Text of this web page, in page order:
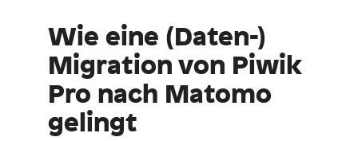
Wie eine (Daten-)
Migration von Piwik
Pro nach Matomo
gelingt